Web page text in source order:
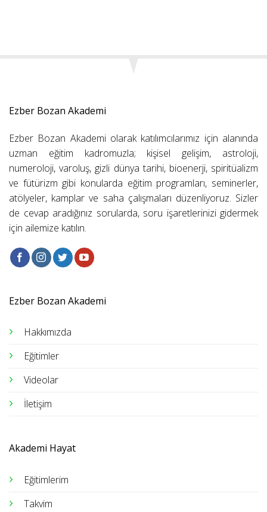
Ezber Bozan Akademi
Ezber Bozan Akademi olarak katılımcılarımız için alanında
uzman eğitim kadromuzla; kişisel gelişim, astroloji,
numeroloji, varoluş, gizli dünya tarihi, bioenerji, spiritüalizm
ve fütürizm gibi konularda eğitim programları, seminerler,
atölyeler, kamplar ve saha çalışmaları düzenliyoruz. Sizler
de cevap aradığınız sorularda, soru işaretlerinizi gidermek
için ailemize katılın.
Ezber Bozan Akademi
Hakkımızda
Eğitimler
Videolar
İletişim
Akademi Hayat
Eğitimlerim
Takvim